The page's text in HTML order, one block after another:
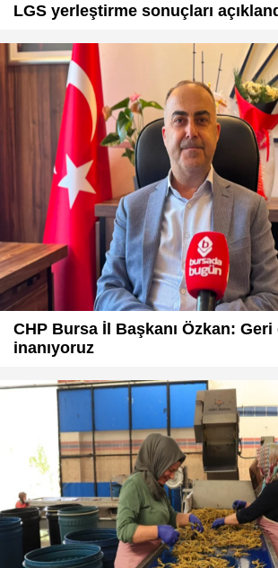
LGS yerleştirme sonuçları
CHP Bursa İl Başkanı Özkan:
inanıyoruz